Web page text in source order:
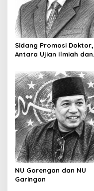
Sidang Promosi Doktor,
Antara Ujian Ilmiah dan
NU Gorengan dan NU
Garingan